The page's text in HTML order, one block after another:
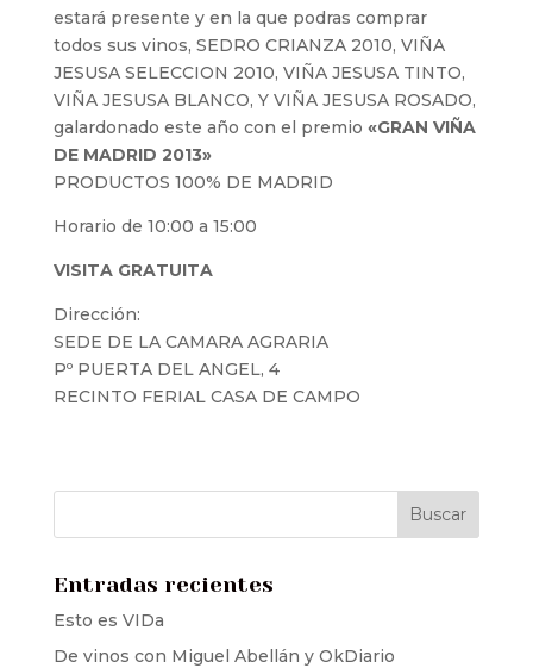
estará presente y en la que podras comprar
todos sus vinos, SEDRO CRIANZA 2010, VIÑA
JESUSA SELECCION 2010, VIÑA JESUSA TINTO,
VIÑA JESUSA BLANCO, Y VIÑA JESUSA ROSADO,
galardonado este año con el premio «GRAN VIÑA
DE MADRID 2013»
PRODUCTOS 100% DE MADRID
Horario de 10:00 a 15:00
VISITA GRATUITA
Dirección:
SEDE DE LA CAMARA AGRARIA
Pº PUERTA DEL ANGEL, 4
RECINTO FERIAL CASA DE CAMPO
Entradas recientes
Esto es VIDa
De vinos con Miguel Abellán y OkDiario